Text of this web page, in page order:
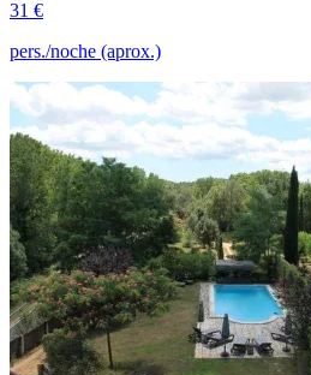
31 €
pers./noche (aprox.)